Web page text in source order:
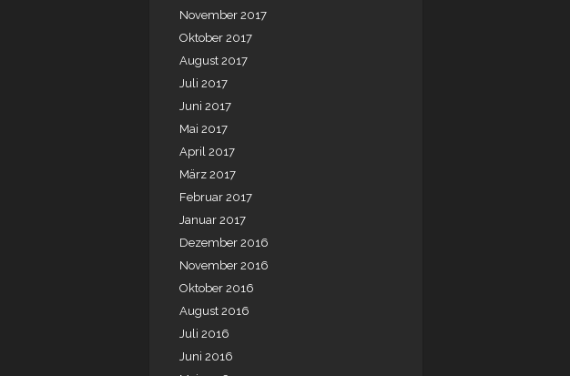
November 2017
Oktober 2017
August 2017
Juli 2017
Juni 2017
Mai 2017
April 2017
März 2017
Februar 2017
Januar 2017
Dezember 2016
November 2016
Oktober 2016
August 2016
Juli 2016
Juni 2016